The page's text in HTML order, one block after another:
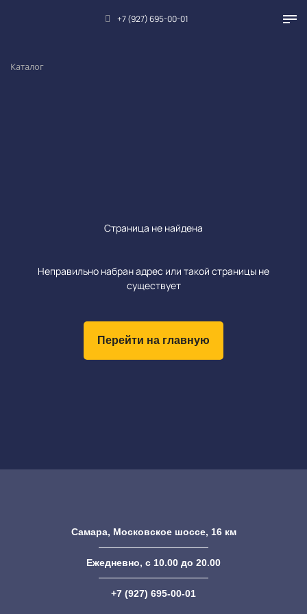
+7 (927) 695-00-01
Каталог
Страница не найдена
Неправильно набран адрес или такой страницы не
существует
Перейти на главную
Самара, Московское шоссе, 16 км
Ежедневно, с 10.00 до 20.00
+7 (927) 695-00-01